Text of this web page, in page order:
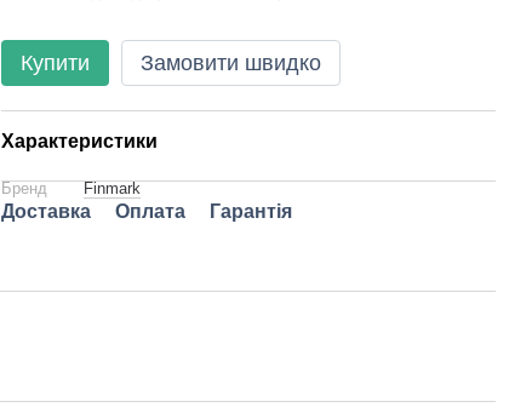
Купити Замовити швидко
Характеристики
Бренд Finmark
Доставка Оплата Гарантія